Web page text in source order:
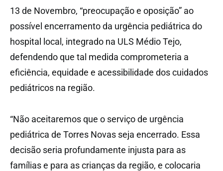
13 de Novembro, “preocupação e oposição” ao
possível encerramento da urgência pediátrica do
hospital local, integrado na ULS Médio Tejo,
defendendo que tal medida comprometeria a
eficiência, equidade e acessibilidade dos cuidados
pediátricos na região.
“Não aceitaremos que o serviço de urgência
pediátrica de Torres Novas seja encerrado. Essa
decisão seria profundamente injusta para as
famílias e para as crianças da região, e colocaria